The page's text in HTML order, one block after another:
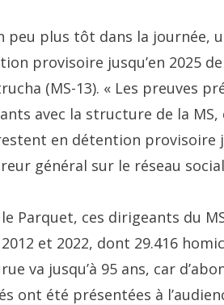
peu plus tôt dans la journée,
provisoire jusqu’en 2025
(MS-13). « Les preuves
avec la structure de la
en détention provisoire
général sur le réseau
Parquet, ces dirigeants du
et 2022, dont 29.416
va jusqu’à 95 ans, car
ont été présentées à